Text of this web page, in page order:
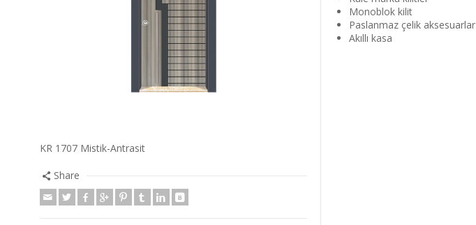
KR 1707 Mistik-Antrasit
Share
Monoblok kilit
Paslanmaz çelik aksesuarlar
Akıllı kasa